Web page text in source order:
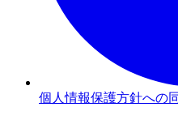
個人情報保護方針への